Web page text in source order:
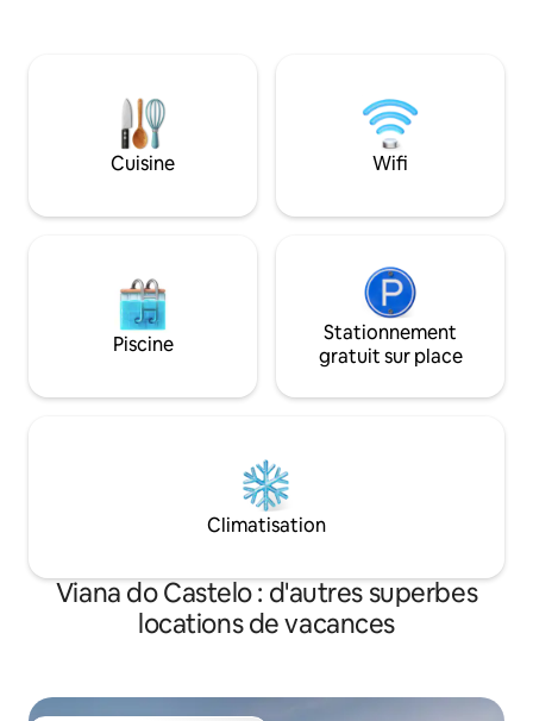
sentiers de randonnée et des
restaurants en bord de mer. Idéal pour
ceux qui recherchent la nature, le repos
et l'aventure.
votre porte.
Cuisine Wifi
Piscine
Stationnement
gratuit sur place
Climatisation
Viana do Castelo : d'autres superbes
locations de vacances